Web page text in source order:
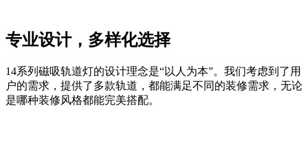
专业设计，多样化选择
14系列磁吸轨道灯的设计理念是“以人为本”。我们考虑到了用
户的需求，提供了多款轨道，都能满足不同的装修需求，无论
是哪种装修风格都能完美搭配。